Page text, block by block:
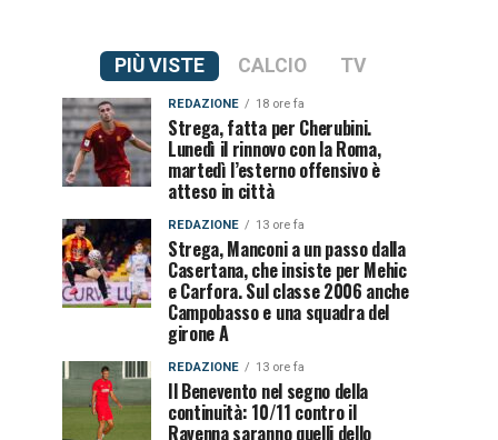
PIÙ VISTE CALCIO TV
REDAZIONE 18 ore fa
Strega, fatta per Cherubini.
Lunedì il rinnovo con la Roma,
martedì l’esterno offensivo è
atteso in città
REDAZIONE 13 ore fa
Strega, Manconi a un passo dalla
Casertana, che insiste per Mehic
e Carfora. Sul classe 2006 anche
Campobasso e una squadra del
girone A
REDAZIONE 13 ore fa
Il Benevento nel segno della
continuità: 10/11 contro il
Ravenna saranno quelli dello